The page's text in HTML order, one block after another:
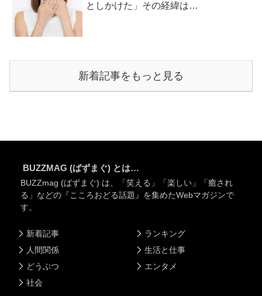
としかけた」その経緯は…
新着記事をもっと見る
BUZZMAG (ばずまぐ) とは…
BUZZmag (ばずまぐ) は、「笑える」「楽しい」「癒され
る」などの『こころおどる話題』を集めたWebマガジンで
す。
新着記事
人間関係
どうぶつ
社会
ランキング
生活と仕事
エンタメ